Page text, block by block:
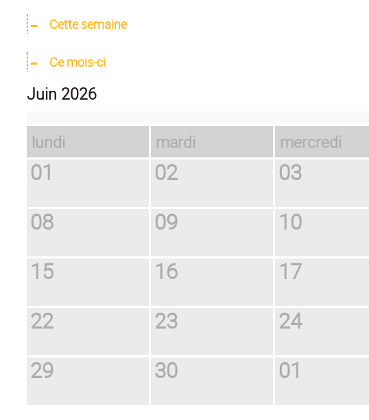
Cette semaine
Ce mois-ci
juin 2026
lundi mardi mercredi
01 02 03
08
09 10
15
16 17
22
23 24
29
30 01